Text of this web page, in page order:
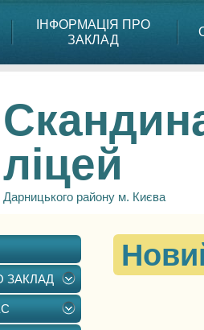
ІНФОРМАЦІЯ ПРО
ЗАКЛАД
ліцей
Дарницького району м. Києва
ЗАКЛАД